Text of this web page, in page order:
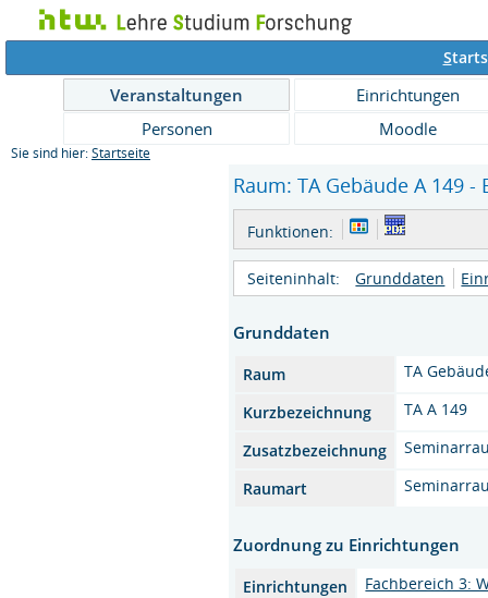
S
Veranstaltungen
Einrichtungen
Personen
Moodle
Sie sind hier: Startseite
Raum: TA Gebäude A 149 -
Funktionen:
Seiteninhalt: Grunddaten
Grunddaten
Raum
TA
Kurzbezeichnung
TA A 149
Zusatzbezeichnung
Raumart
Zuordnung zu Einrichtungen
Einrichtungen
Fachbereich 3: